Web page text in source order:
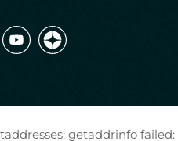
getaddrinfo failed: